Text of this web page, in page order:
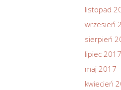
listopad
wrzesień
sierpień
lipiec 2017
maj 2017
kwiecień